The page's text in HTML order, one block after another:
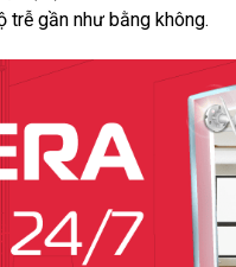
trễ gần như bằng không.